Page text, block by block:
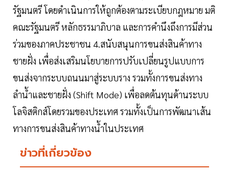
รัฐมนตรี โดยดำเนินการให้ถูกต้องตามระเบียบกฎหมาย มติ
คณะรัฐมนตรี หลักธรรมาภิบาล และการคำนึงถึงการมีส่วน
ร่วมของภาคประชาชน 4.สนับสนุนการขนส่งสินค้าทาง
ชายฝั่ง เพื่อส่งเสริมนโยบายการปรับเปลี่ยนรูปแบบการ
ขนส่งจากระบบถนนมาสู่ระบบราง รวมทั้งการขนส่งทาง
ลำน้ำและชายฝั่ง (Shift Mode) เพื่อลดต้นทุนด้านระบบ
โลจิสติกส์โดยรวมของประเทศ รวมทั้งเป็นการพัฒนาเส้น
ทางการขนส่งสินค้าทางน้ำในประเทศ
ข่าวที่เกี่ยวข้อง